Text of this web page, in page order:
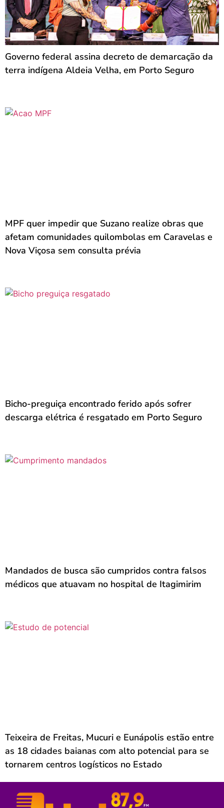
Governo federal assina decreto de demarcação da
terra indígena Aldeia Velha, em Porto Seguro
MPF quer impedir que Suzano realize obras que
afetam comunidades quilombolas em Caravelas e
Nova Viçosa sem consulta prévia
Bicho-preguiça encontrado ferido após sofrer
descarga elétrica é resgatado em Porto Seguro
Mandados de busca são cumpridos contra falsos
médicos que atuavam no hospital de Itagimirim
Teixeira de Freitas, Mucuri e Eunápolis estão entre
as 18 cidades baianas com alto potencial para se
tornarem centros logísticos no Estado